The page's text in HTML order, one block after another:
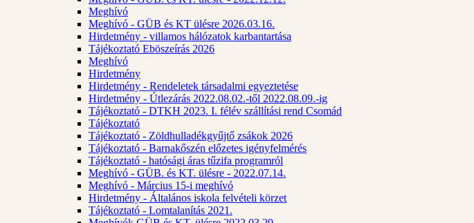
Meghívó
Meghívó - GÜB és KT ülésre 2026.03.16.
Hirdetmény - villamos hálózatok karbantartása
Tájékoztató Eböszeírás 2026
Meghívó
Hirdetmény
Hirdetmény - Rendeletek társadalmi egyeztetése
Hirdetmény - Útlezárás 2022.08.02.-től 2022.08.09.-ig
Tájékoztató - DTKH 2023. I. félév szállítási rend Csomád
Tájékoztató
Tájékoztató - Zöldhulladékgyűjtő zsákok 2026
Tájékoztató - Barnakőszén előzetes igényfelmérés
Tájékoztató - hatósági áras tűzifa programról
Meghívó - GÜB. és KT. ülésre - 2022.07.14.
Meghívó - Március 15-i meghívó
Hirdetmény - Általános iskola felvételi körzet
Tájékoztató - Lomtalanítás 2021.